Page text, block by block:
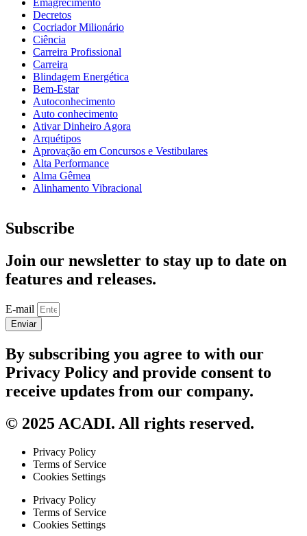
Emagrecimento
Decretos
Cocriador Milionário
Ciência
Carreira Profissional
Carreira
Blindagem Energética
Bem-Estar
Autoconhecimento
Auto conhecimento
Ativar Dinheiro Agora
Arquétipos
Aprovação em Concursos e Vestibulares
Alta Performance
Alma Gêmea
Alinhamento Vibracional
Subscribe
Join our newsletter to stay up to date on
features and releases.
E-mail
Enviar
By subscribing you agree to with our
Privacy Policy and provide consent to
receive updates from our company.
© 2025 ACADI. All rights reserved.
Privacy Policy
Terms of Service
Cookies Settings
Privacy Policy
Terms of Service
Cookies Settings